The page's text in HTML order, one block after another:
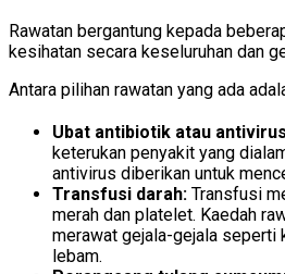
Rawatan bergantung kepada
kesihatan secara keseluruhan dan
Antara pilihan rawatan yang ada
Ubat antibiotik atau
keterukan penyakit yang
antivirus diberikan untuk
Transfusi darah: Transfusi
merah dan platelet. Kaedah
merawat gejala-gejala seperti
lebam.